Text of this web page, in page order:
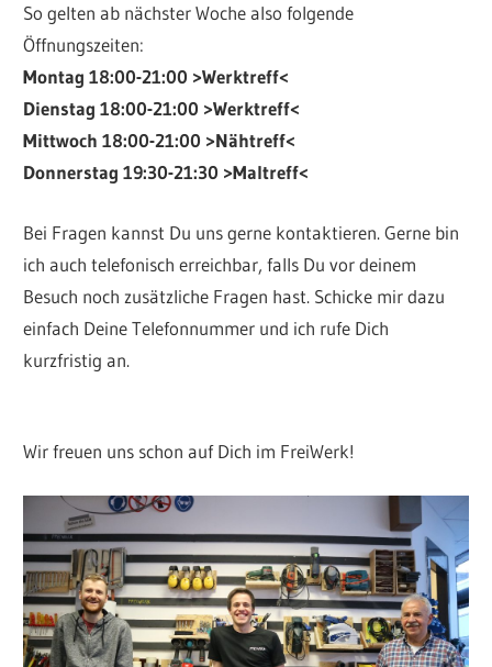
So gelten ab nächster Woche also folgende
Öffnungszeiten:
Montag 18:00-21:00 >Werktreff<
Dienstag 18:00-21:00 >Werktreff<
Mittwoch 18:00-21:00 >Nähtreff<
Donnerstag 19:30-21:30 >Maltreff<
Bei Fragen kannst Du uns gerne kontaktieren. Gerne bin
ich auch telefonisch erreichbar, falls Du vor deinem
Besuch noch zusätzliche Fragen hast. Schicke mir dazu
einfach Deine Telefonnummer und ich rufe Dich
kurzfristig an.
Wir freuen uns schon auf Dich im FreiWerk!